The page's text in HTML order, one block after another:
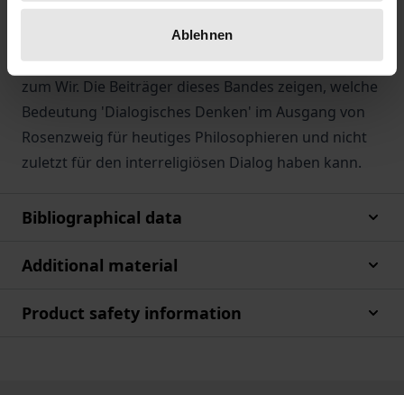
Ablehnen
neues Seinsdenken einher, sondern auch und vor
allem ein neues Verständnis des Verhältnisses des
Menschen zu den Anderen, des Ich zum Du bzw.
zum Wir. Die Beiträger dieses Bandes zeigen, welche
Bedeutung 'Dialogisches Denken' im Ausgang von
Rosenzweig für heutiges Philosophieren und nicht
zuletzt für den interreligiösen Dialog haben kann.
Bibliographical data
Additional material
Product safety information